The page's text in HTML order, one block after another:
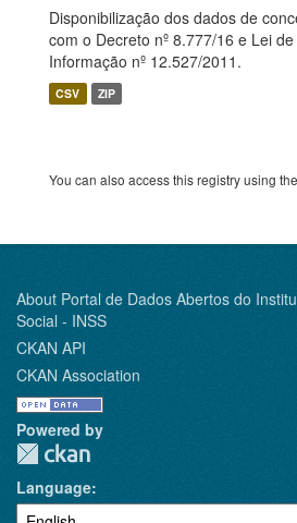
Disponibilização dos dados de
com o Decreto nº 8.777/16 e Lei
Informação nº 12.527/2011.
CSV ZIP
You can also access this registry using the
About Portal de Dados Abertos do
Social - INSS
CKAN API
CKAN Association
Powered by
Language